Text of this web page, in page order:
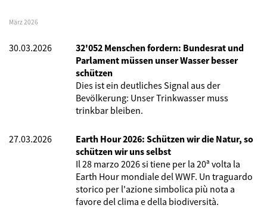
März 2026
30.03.2026
32'052 Menschen fordern: Bundesrat und
Parlament müssen unser Wasser besser
schützen
Dies ist ein deutliches Signal aus der
Bevölkerung: Unser Trinkwasser muss
trinkbar bleiben.
27.03.2026
Earth Hour 2026: Schützen wir die Natur, so
schützen wir uns selbst
Il 28 marzo 2026 si tiene per la 20ª volta la
Earth Hour mondiale del WWF. Un traguardo
storico per l'azione simbolica più nota a
favore del clima e della biodiversità.